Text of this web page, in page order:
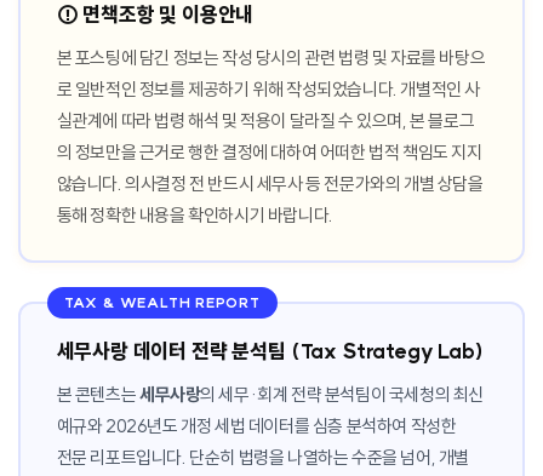
⚠️ 면책조항 및 이용안내
본 포스팅에 담긴 정보는 작성 당시의 관련 법령 및 자료를 바탕으
로 일반적인 정보를 제공하기 위해 작성되었습니다. 개별적인 사
실관계에 따라 법령 해석 및 적용이 달라질 수 있으며, 본 블로그
의 정보만을 근거로 행한 결정에 대하여 어떠한 법적 책임도 지지
않습니다. 의사결정 전 반드시 세무사 등 전문가와의 개별 상담을
통해 정확한 내용을 확인하시기 바랍니다.
TAX & WEALTH REPORT
세무사랑 데이터 전략 분석팀 (Tax Strategy Lab)
본 콘텐츠는세무사랑의 세무·회계 전략 분석팀이 국세청의 최신
예규와 2026년도 개정 세법 데이터를 심층 분석하여 작성한
전문 리포트입니다. 단순히 법령을 나열하는 수준을 넘어, 개별